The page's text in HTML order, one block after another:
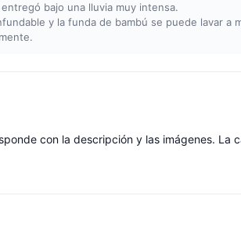
bajo una lluvia muy intensa.
y la funda de bambú se puede lavar a
con la descripción y las imágenes. La